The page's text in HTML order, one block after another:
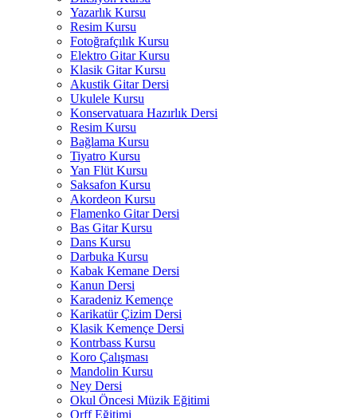
Yazarlık Kursu
Resim Kursu
Fotoğrafçılık Kursu
Elektro Gitar Kursu
Klasik Gitar Kursu
Akustik Gitar Dersi
Ukulele Kursu
Konservatuara Hazırlık Dersi
Resim Kursu
Bağlama Kursu
Tiyatro Kursu
Yan Flüt Kursu
Saksafon Kursu
Akordeon Kursu
Flamenko Gitar Dersi
Bas Gitar Kursu
Dans Kursu
Darbuka Kursu
Kabak Kemane Dersi
Kanun Dersi
Karadeniz Kemençe
Karikatür Çizim Dersi
Klasik Kemençe Dersi
Kontrbass Kursu
Koro Çalışması
Mandolin Kursu
Ney Dersi
Okul Öncesi Müzik Eğitimi
Orff Eğitimi